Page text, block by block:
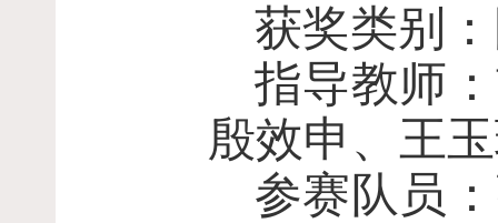
获奖类别
指导教师
殷效申、王
参赛队员